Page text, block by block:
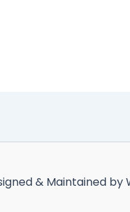
& Maintained by